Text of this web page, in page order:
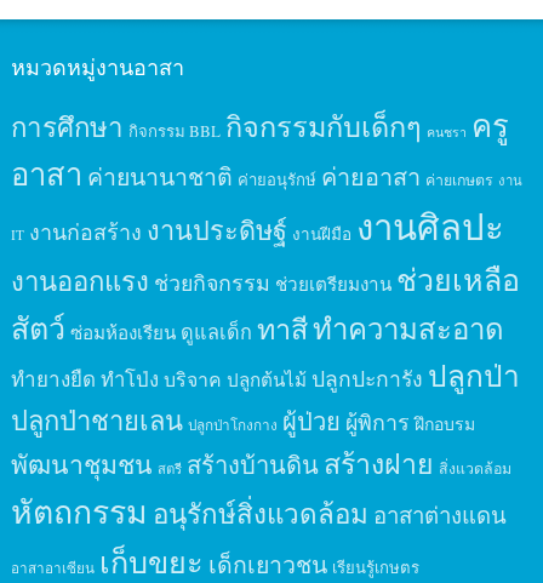
หมวดหมู่งานอาสา
การศึกษา กิจกรรม BBL กิจกรรมกับเด็กๆ คนชรา ครู
อาสา ค่ายนานาชาติ ค่ายอนุรักษ์ ค่ายอาสา ค่ายเกษตร งาน
IT งานก่อสร้าง งานประดิษฐ์ งานฝีมือ งานศิลปะ
งานออกแรง ช่วยกิจกรรม ช่วยเตรียมงาน ช่วยเหลือ
สัตว์ ซ่อมห้องเรียน ดูแลเด็ก ทาสีทำความสะอาด
ทำยางยืด ทำโป่ง บริจาค ปลูกต้นไม้ ปลูกปะการัง ปลูกป่า
ปลูกป่าชายเลน ปลูกป่าโกงกาง ผู้ป่วย ผู้พิการ ฝึกอบรม
พัฒนาชุมชน สตรี สร้างบ้านดินสร้างฝาย สิ่งแวดล้อม
หัตถกรรม อนุรักษ์สิ่งแวดล้อม อาสาต่างแดน
อาสาอาเซียน เก็บขยะ เด็กเยาวชน เรียนรู้เกษตร